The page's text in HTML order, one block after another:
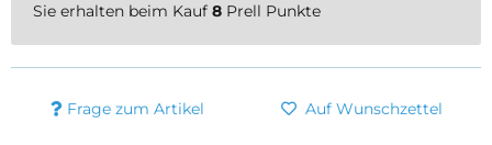
Sie erhalten beim Kauf 8 Prell Punkte
Frage zum Artikel Auf Wunschzettel